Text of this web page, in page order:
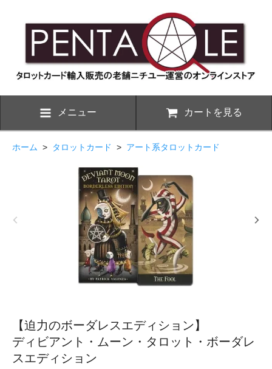
メニュー カートを見る
ホーム > タロットカード > アート系タロットカード
【迫力のボーダレスエディション】
ディビアント・ムーン・タロット・ボーダレ
スエディション